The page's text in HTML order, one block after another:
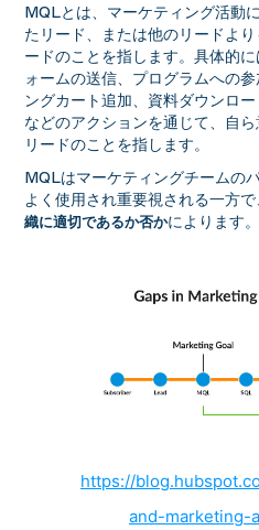
MQLとは、マーケティング活動
たリード、または他のリードよ
ードのことを指します。具体的
ォームの送信、プログラムへの
ングカート追加、資料ダウンロ
などのアクションを通じて、自
リードのことを指します。
MQLはマーケティングチームの
よく使用され重要視される一方
織に適切であるか否かによります。
https://
and-marketing-